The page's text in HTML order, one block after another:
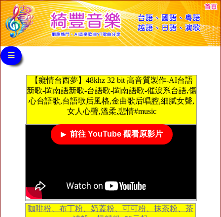
≡
【癡情台西夢】48khz 32 bit 高音質製作-AI台語
新歌-閩南語新歌-台語歌-閩南語歌-催淚系台語,傷
心台語歌,台語歌后風格,金曲歌后唱腔,細膩女聲,
女人心聲,溫柔,悲情#music
前往 YouTube 觀看原影片
咖啡粉、布丁粉、奶蓋粉、可可粉、抹茶粉、茶